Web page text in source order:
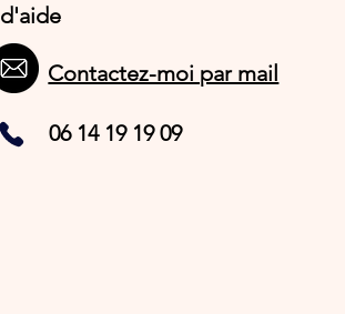
d'aide
Contactez-moi par mail
06 14 19 19 09